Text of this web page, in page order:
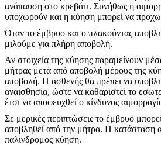
ανάπαυση στο κρεβάτι. Συνήθως η
υποχωρούν και η κύηση μπορεί να
Όταν το έμβρυο και ο πλακούντας
μιλούμε για πλήρη αποβολή.
Αν στοιχεία της κύησης παραμείνουν
μήτρας μετά από αποβολή μέρους της
αποβολή. Η ασθενής θα πρέπει να
αναισθησία, ώστε να καθαριστεί το
έτσι να αποφευχθεί ο κίνδυνος
Σε μερικές περιπτώσεις το έμβρυο
αποβληθεί από την μήτρα. Η κατάσταση
παλίνδρομος κύηση.